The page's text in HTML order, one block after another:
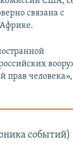
связана с
прав
событий)